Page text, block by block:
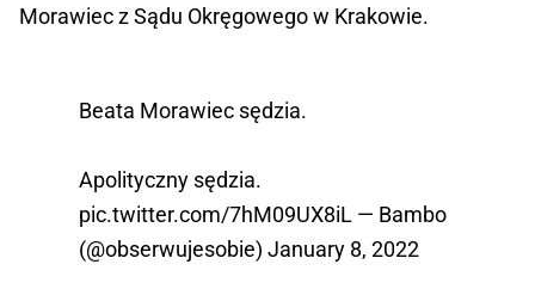
Morawiec z Sądu Okręgowego w Krakowie.
Beata Morawiec sędzia.
Apolityczny sędzia.
pic.twitter.com/7hM09UX8iL — Bambo
(@obserwujesobie) January 8, 2022